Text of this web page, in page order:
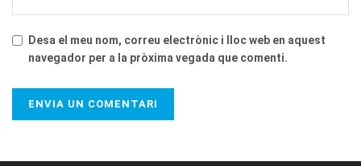
Desa el meu nom, correu electrònic i lloc web en aquest
navegador per a la pròxima vegada que comenti.